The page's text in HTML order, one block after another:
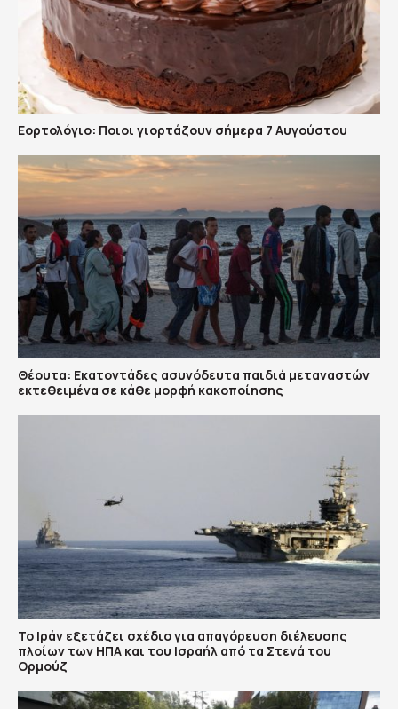
Εορτολόγιο: Ποιοι γιορτάζουν σήμερα 7 Αυγούστου
Θέουτα: Εκατοντάδες ασυνόδευτα παιδιά μεταναστών
εκτεθειμένα σε κάθε μορφή κακοποίησης
Το Ιράν εξετάζει σχέδιο για απαγόρευση διέλευσης
πλοίων των ΗΠΑ και του Ισραήλ από τα Στενά του
Ορμούζ